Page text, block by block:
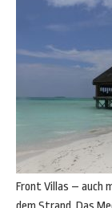
Front Villas – auch